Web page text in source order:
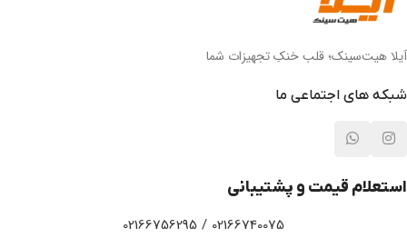
آیلا هیت‌سینک؛ قلب خنکِ تجهیزات شما
شبکه های اجتماعی ما
استعلام قیمت و پشتیبانی
02166740075 / 02166756295